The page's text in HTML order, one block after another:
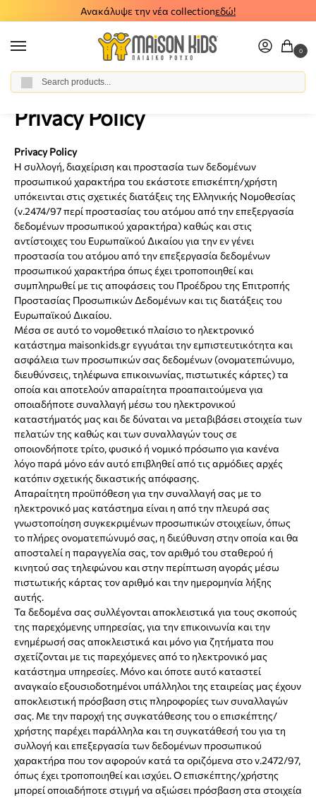
Ανακάλυψε την νέα collectionεδώ!
0
Home / Privacy Policy
Privacy Policy
Privacy Policy
Η συλλογή, διαχείριση και προστασία των δεδομένων
προσωπικού χαρακτήρα του εκάστοτε επισκέπτη/χρήστη
υπόκεινται στις σχετικές διατάξεις της Ελληνικής Νομοθεσίας
(ν.2474/97 περί προστασίας του ατόμου από την επεξεργασία
δεδομένων προσωπικού χαρακτήρα) καθώς και στις
αντίστοιχες του Ευρωπαϊκού Δικαίου για την εν γένει
προστασία του ατόμου από την επεξεργασία δεδομένων
προσωπικού χαρακτήρα όπως έχει τροποποιηθεί και
συμπληρωθεί με τις αποφάσεις του Προέδρου της Επιτροπής
Προστασίας Προσωπικών Δεδομένων και τις διατάξεις του
Ευρωπαϊκού Δικαίου.
Μέσα σε αυτό το νομοθετικό πλαίσιο το ηλεκτρονικό
κατάστημα maisonkids.gr εγγυάται την εμπιστευτικότητα και
ασφάλεια των προσωπικών σας δεδομένων (ονοματεπώνυμο,
διευθύνσεις, τηλέφωνα επικοινωνίας, πιστωτικές κάρτες) τα
οποία και αποτελούν απαραίτητα προαπαιτούμενα για
οποιαδήποτε συναλλαγή μέσω του ηλεκτρονικού
καταστήματός μας και δε δύναται να μεταβιβάσει στοιχεία των
πελατών της καθώς και των συναλλαγών τους σε
οποιονδήποτε τρίτο, φυσικό ή νομικό πρόσωπο για κανένα
λόγο παρά μόνο εάν αυτό επιβληθεί από τις αρμόδιες αρχές
κατόπιν σχετικής δικαστικής απόφασης.
Απαραίτητη προϋπόθεση για την συναλλαγή σας με το
ηλεκτρονικό μας κατάστημα είναι η από την πλευρά σας
γνωστοποίηση συγκεκριμένων προσωπικών στοιχείων, όπως
το πλήρες ονοματεπώνυμό σας, η διεύθυνση στην οποία και θα
αποσταλεί η παραγγελία σας, τον αριθμό του σταθερού ή
κινητού σας τηλεφώνου και στην περίπτωση αγοράς μέσω
πιστωτικής κάρτας τον αριθμό και την ημερομηνία λήξης
αυτής.
Τα δεδομένα σας συλλέγονται αποκλειστικά για τους σκοπούς
της παρεχόμενης υπηρεσίας, για την επικοινωνία και την
ενημέρωσή σας αποκλειστικά και μόνο για ζητήματα που
σχετίζονται με τις παρεχόμενες από το ηλεκτρονικό μας
κατάστημα υπηρεσίες. Μόνο και όποτε αυτό καταστεί
αναγκαίο εξουσιοδοτημένοι υπάλληλοι της εταιρείας μας έχουν
αποκλειστική πρόσβαση στις πληροφορίες των συναλλαγών
σας. Με την παροχή της συγκατάθεσης του ο επισκέπτης/
χρήστης παρέχει παράλληλα και τη συγκατάθεσή του για τη
συλλογή και επεξεργασία των δεδομένων προσωπικού
χαρακτήρα που τον αφορούν κατά τα οριζόμενα στο ν.2472/97,
όπως έχει τροποποιηθεί και ισχύει. Ο επισκέπτης/χρήστης
μπορεί οποιαδήποτε στιγμή να αξιώσει πρόσβαση στα στοιχεία